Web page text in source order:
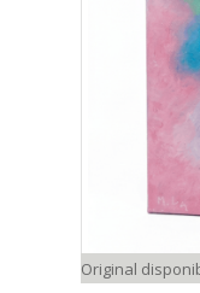
Original